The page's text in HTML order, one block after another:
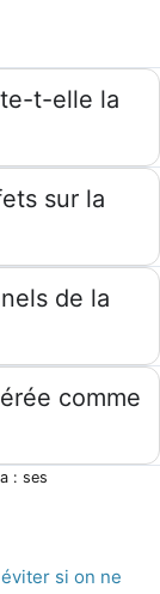
t-elle la
sur la
de la
comme
: ses
si on ne